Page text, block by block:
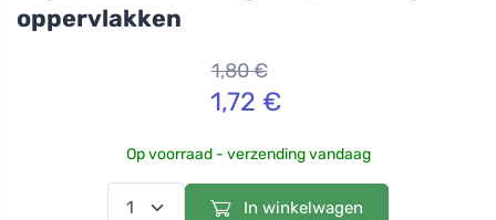
oppervlakken
1,80 €
1,72 €
Op voorraad - verzending vandaag
In winkelwagen